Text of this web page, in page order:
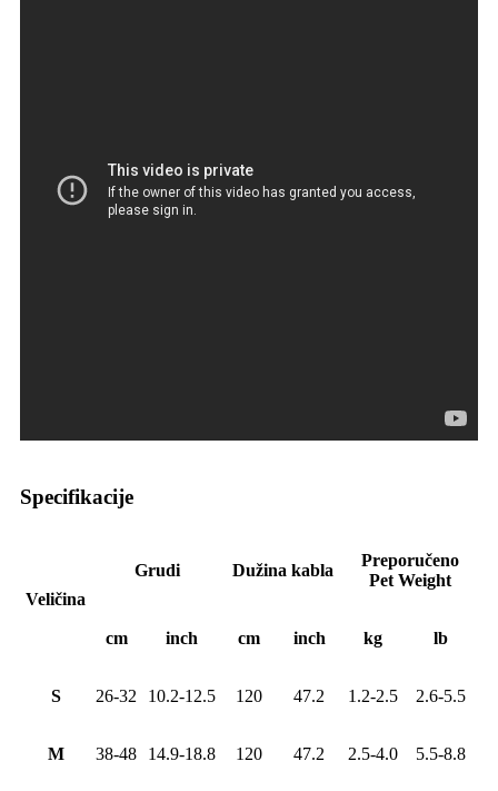
Specifikacije
Veličina
Grudi Dužina kabla
Preporučeno
Pet Weight
cm inch cm inch kg lb
S 26-32 10.2-12.5 120 47.2 1.2-2.5 2.6-5.5
M 38-48 14.9-18.8 120 47.2 2.5-4.0 5.5-8.8